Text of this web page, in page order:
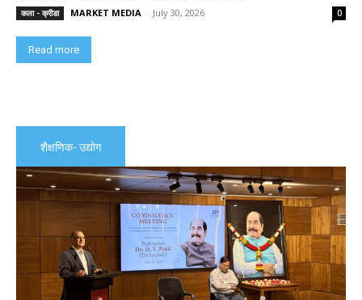
कला - क्रीडा MARKET MEDIA - July 30, 2026 0
Read more
शैक्षणिक- उद्योग